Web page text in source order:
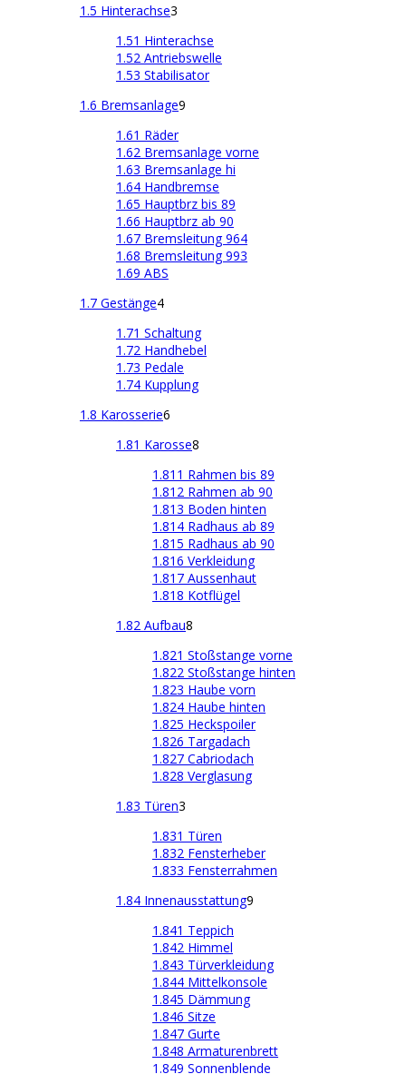
1.5 Hinterachse3
1.51 Hinterachse
1.52 Antriebswelle
1.53 Stabilisator
1.6 Bremsanlage9
1.61 Räder
1.62 Bremsanlage vorne
1.63 Bremsanlage hi
1.64 Handbremse
1.65 Hauptbrz bis 89
1.66 Hauptbrz ab 90
1.67 Bremsleitung 964
1.68 Bremsleitung 993
1.69 ABS
1.7 Gestänge4
1.71 Schaltung
1.72 Handhebel
1.73 Pedale
1.74 Kupplung
1.8 Karosserie6
1.81 Karosse8
1.811 Rahmen bis 89
1.812 Rahmen ab 90
1.813 Boden hinten
1.814 Radhaus ab 89
1.815 Radhaus ab 90
1.816 Verkleidung
1.817 Aussenhaut
1.818 Kotflügel
1.82 Aufbau8
1.821 Stoßstange vorne
1.822 Stoßstange hinten
1.823 Haube vorn
1.824 Haube hinten
1.825 Heckspoiler
1.826 Targadach
1.827 Cabriodach
1.828 Verglasung
1.83 Türen3
1.831 Türen
1.832 Fensterheber
1.833 Fensterrahmen
1.84 Innenausstattung9
1.841 Teppich
1.842 Himmel
1.843 Türverkleidung
1.844 Mittelkonsole
1.845 Dämmung
1.846 Sitze
1.847 Gurte
1.848 Armaturenbrett
1.849 Sonnenblende